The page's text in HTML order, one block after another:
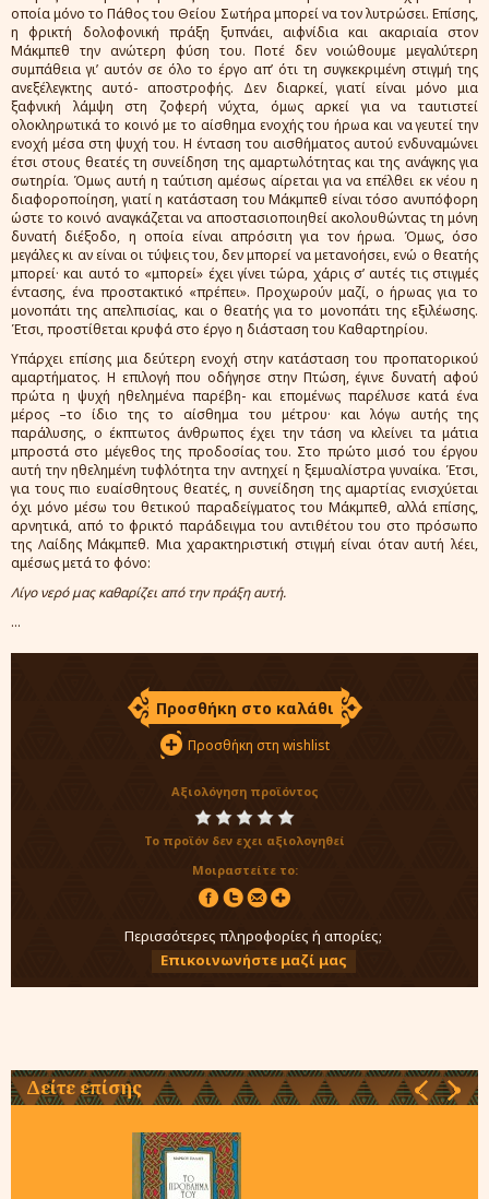
οποία μόνο το Πάθος του Θείου Σωτήρα μπορεί να τον λυτρώσει. Επίσης,
η φρικτή δολοφονική πράξη ξυπνάει, αιφνίδια και ακαριαία στον
Μάκμπεθ την ανώτερη φύση του. Ποτέ δεν νοιώθουμε μεγαλύτερη
συμπάθεια γι’ αυτόν σε όλο το έργο απ’ ότι τη συγκεκριμένη στιγμή της
ανεξέλεγκτης αυτό- αποστροφής. Δεν διαρκεί, γιατί είναι μόνο μια
ξαφνική λάμψη στη ζοφερή νύχτα, όμως αρκεί για να ταυτιστεί
ολοκληρωτικά το κοινό με το αίσθημα ενοχής του ήρωα και να γευτεί την
ενοχή μέσα στη ψυχή του. Η ένταση του αισθήματος αυτού ενδυναμώνει
έτσι στους θεατές τη συνείδηση της αμαρτωλότητας και της ανάγκης για
σωτηρία. Όμως αυτή η ταύτιση αμέσως αίρεται για να επέλθει εκ νέου η
διαφοροποίηση, γιατί η κατάσταση του Μάκμπεθ είναι τόσο ανυπόφορη
ώστε το κοινό αναγκάζεται να αποστασιοποιηθεί ακολουθώντας τη μόνη
δυνατή διέξοδο, η οποία είναι απρόσιτη για τον ήρωα. Όμως, όσο
μεγάλες κι αν είναι οι τύψεις του, δεν μπορεί να μετανοήσει, ενώ ο θεατής
μπορεί· και αυτό το «μπορεί» έχει γίνει τώρα, χάρις σ’ αυτές τις στιγμές
έντασης, ένα προστακτικό «πρέπει». Προχωρούν μαζί, ο ήρωας για το
μονοπάτι της απελπισίας, και ο θεατής για το μονοπάτι της εξιλέωσης.
Έτσι, προστίθεται κρυφά στο έργο η διάσταση του Καθαρτηρίου.
Υπάρχει επίσης μια δεύτερη ενοχή στην κατάσταση του προπατορικού
αμαρτήματος. Η επιλογή που οδήγησε στην Πτώση, έγινε δυνατή αφού
πρώτα η ψυχή ηθελημένα παρέβη- και επομένως παρέλυσε κατά ένα
μέρος –το ίδιο της το αίσθημα του μέτρου· και λόγω αυτής της
παράλυσης, ο έκπτωτος άνθρωπος έχει την τάση να κλείνει τα μάτια
μπροστά στο μέγεθος της προδοσίας του. Στο πρώτο μισό του έργου
αυτή την ηθελημένη τυφλότητα την αντηχεί η ξεμυαλίστρα γυναίκα. Έτσι,
για τους πιο ευαίσθητους θεατές, η συνείδηση της αμαρτίας ενισχύεται
όχι μόνο μέσω του θετικού παραδείγματος του Μάκμπεθ, αλλά επίσης,
αρνητικά, από το φρικτό παράδειγμα του αντιθέτου του στο πρόσωπο
της Λαίδης Μάκμπεθ. Μια χαρακτηριστική στιγμή είναι όταν αυτή λέει,
αμέσως μετά το φόνο:
Λίγο νερό μας καθαρίζει από την πράξη αυτή.
...
Προσθήκη στο καλάθι
Προσθήκη στη wishlist
Αξιολόγηση προϊόντος
Το προϊόν δεν εχει αξιολογηθεί
Μοιραστείτε το:
Περισσότερες πληροφορίες ή απορίες;
Επικοινωνήστε μαζί μας
Δείτε επίσης ‹ ›